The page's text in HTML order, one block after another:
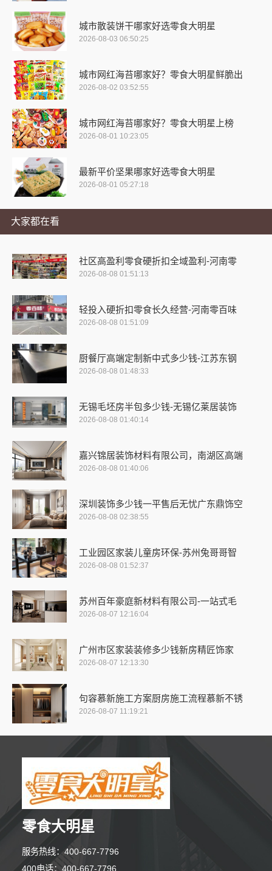
城市散装饼干哪家好选零食大明星
2026-08-03 06:50:25
城市网红海苔哪家好？零食大明星鲜脆出
2026-08-02 03:52:55
城市网红海苔哪家好？零食大明星上榜
2026-08-01 10:23:05
最新平价坚果哪家好选零食大明星
2026-08-01 05:27:18
大家都在看
社区高盈利零食硬折扣全域盈利-河南零
2026-08-08 01:51:13
轻投入硬折扣零食长久经营-河南零百味
2026-08-08 01:51:09
厨餐厅高端定制新中式多少钱-江苏东钢
2026-08-08 01:48:33
无锡毛坯房半包多少钱-无锡亿莱居装饰
2026-08-08 01:40:14
嘉兴锦居装饰材料有限公司，南湖区高端
2026-08-08 01:40:06
深圳装饰多少钱一平售后无忧广东鼎饰空
2026-08-08 02:38:55
工业园区家装儿童房环保-苏州兔哥哥智
2026-08-08 01:52:37
苏州百年豪庭新材料有限公司-一站式毛
2026-08-07 12:16:04
广州市区家装装修多少钱新房精匠饰家
2026-08-07 12:13:30
句容慕新施工方案厨房施工流程慕新不锈
2026-08-07 11:19:21
零食大明星
服务热线：400-667-7796
400电话：400-667-7796